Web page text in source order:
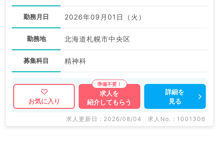
勤務月日 2026年09月01日（火）
勤務地 北海道札幌市中央区
募集科目 精神科
お気に入り
求人を
紹介してもらう
詳細を
見る
求人更新日 : 2026/08/04 求人No. : 1001306